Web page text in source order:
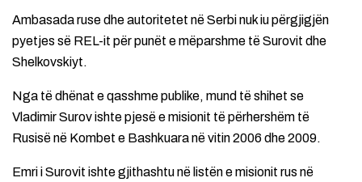
Ambasada ruse dhe autoritetet në Serbi nuk iu përgjigjën
pyetjes së REL-it për punët e mëparshme të Surovit dhe
Shelkovskiyt.
Nga të dhënat e qasshme publike, mund të shihet se
Vladimir Surov ishte pjesë e misionit të përhershëm të
Rusisë në Kombet e Bashkuara në vitin 2006 dhe 2009.
Emri i Surovit ishte gjithashtu në listën e misionit rus në